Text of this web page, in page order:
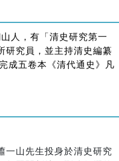
人，有「清史研究第一
研究員，並主持清史編纂
成五卷本《清代通史》凡
一山先生投身於清史研究